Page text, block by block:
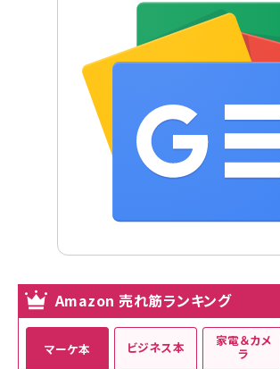
Amazon 売れ筋ランキング
マーケ本 ビジネス本 家電＆カメ
ラ